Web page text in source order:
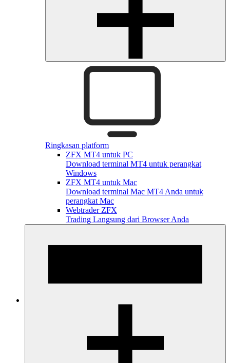
Ringkasan platform
ZFX MT4 untuk PC
Download terminal MT4 untuk perangkat
Windows
ZFX MT4 untuk Mac
Download terminal Mac MT4 Anda untuk
perangkat Mac
Webtrader ZFX
Trading Langsung dari Browser Anda